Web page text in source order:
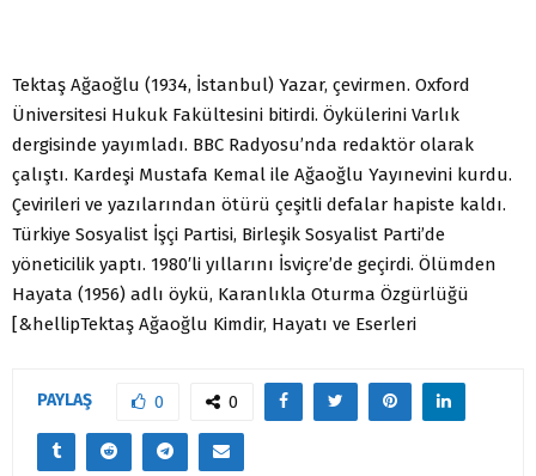
Tektaş Ağaoğlu (1934, İstanbul) Yazar, çevirmen. Oxford
Üniversitesi Hukuk Fakültesini bitirdi. Öykülerini Varlık
dergisinde yayımladı. BBC Radyosu’nda redaktör olarak
çalıştı. Kardeşi Mustafa Kemal ile Ağaoğlu Yayınevini kurdu.
Çevirileri ve yazılarından ötürü çeşitli defalar hapiste kaldı.
Türkiye Sosyalist İşçi Partisi, Birleşik Sosyalist Parti’de
yöneticilik yaptı. 1980′li yıllarını İsviçre’de geçirdi. Ölümden
Hayata (1956) adlı öykü, Karanlıkla Oturma Özgürlüğü
[&hellipTektaş Ağaoğlu Kimdir, Hayatı ve Eserleri
PAYLAŞ 0 0